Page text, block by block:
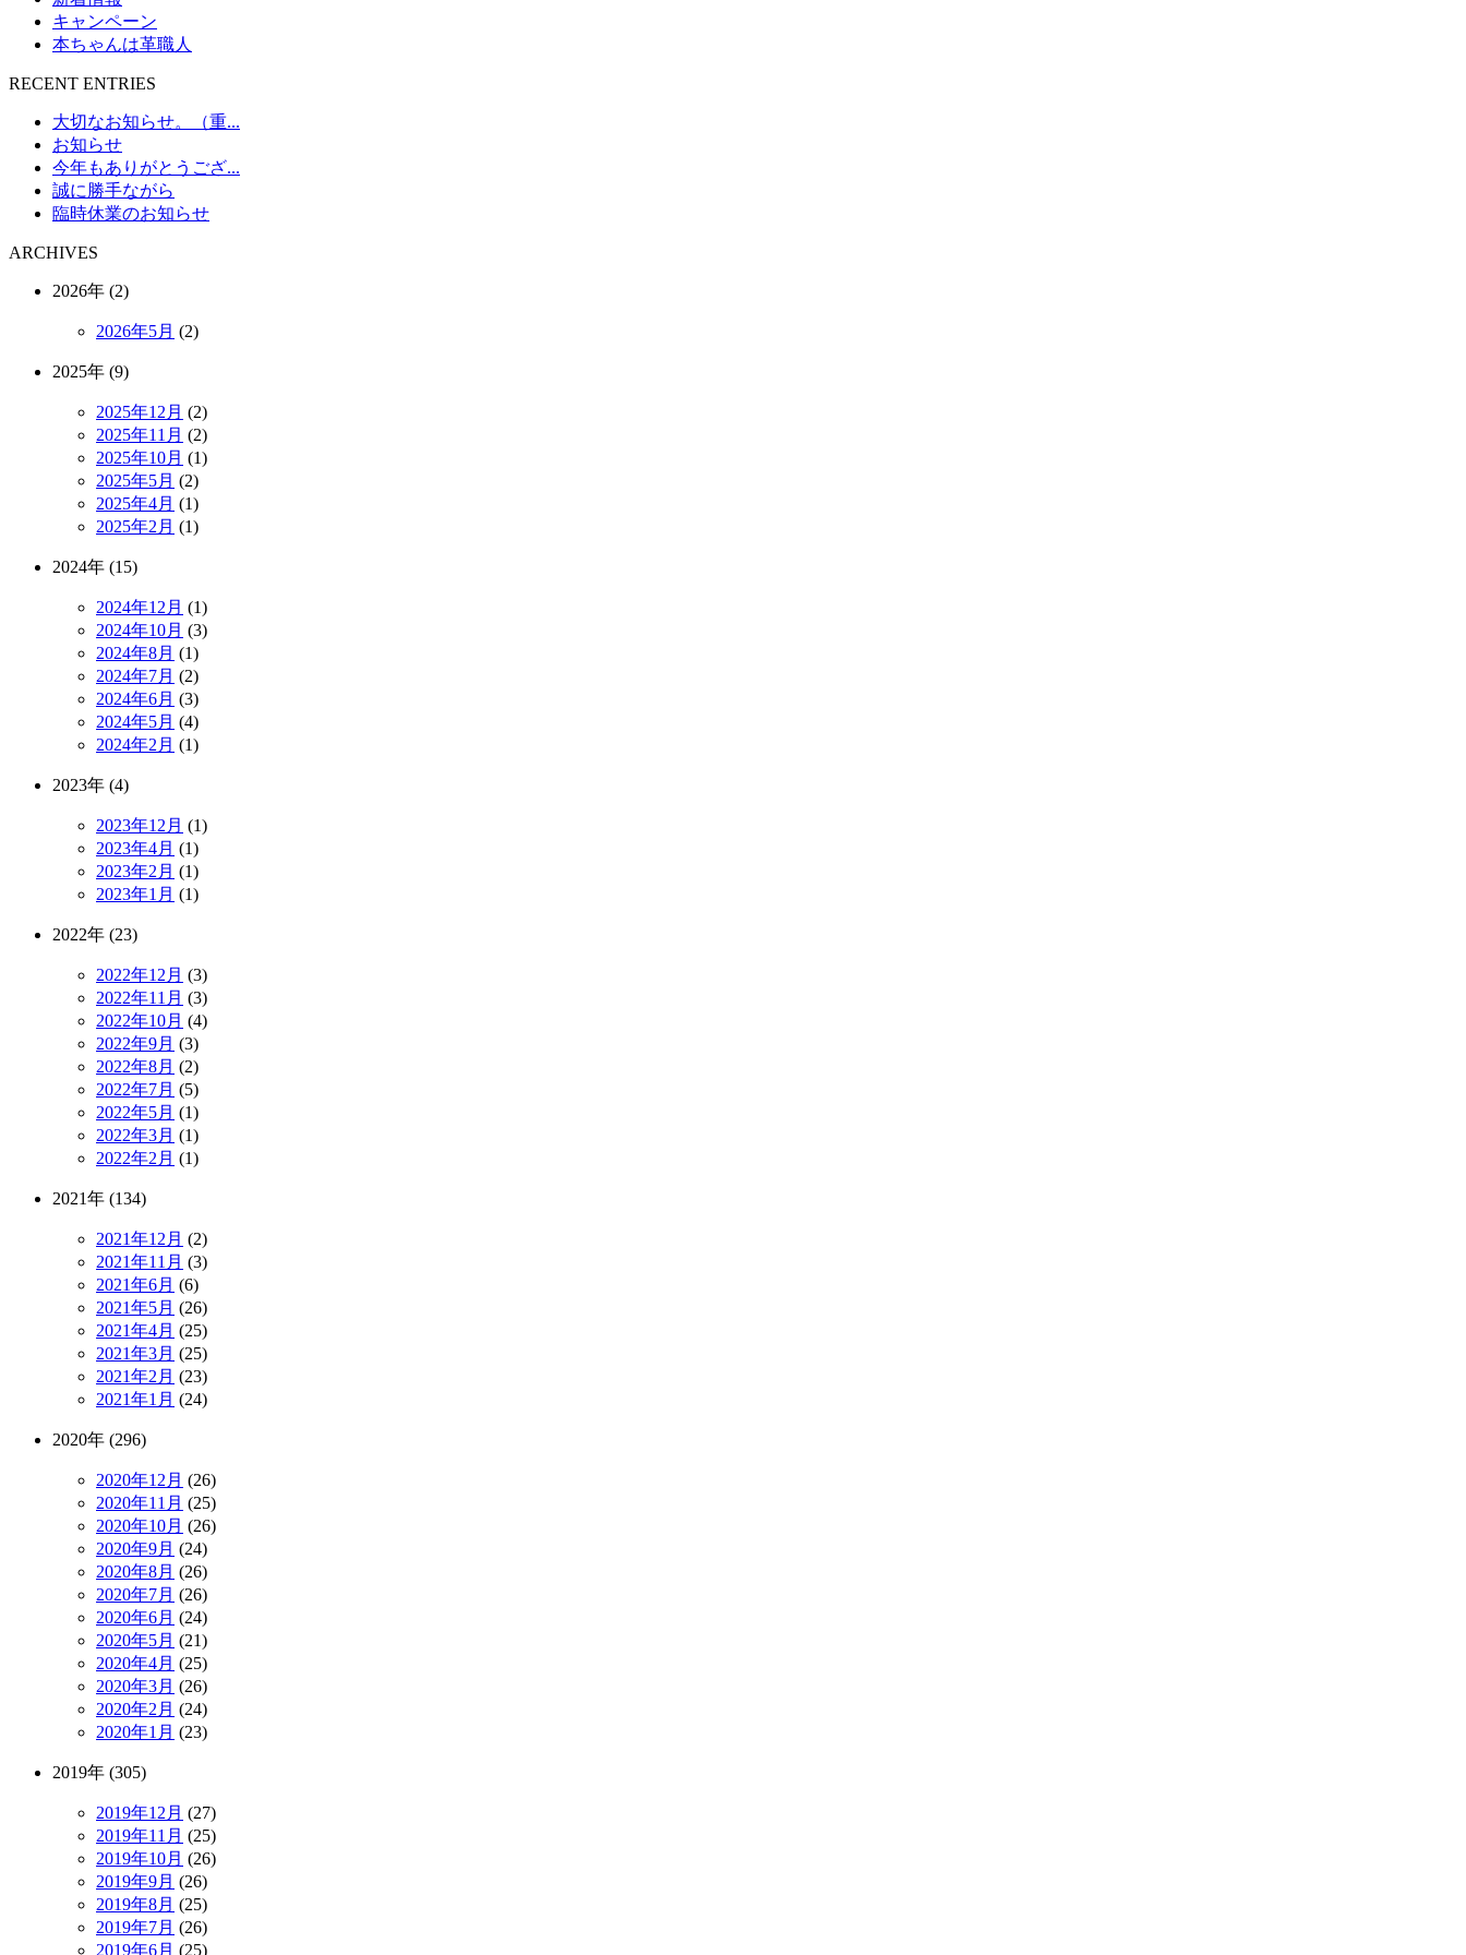
キャンペーン
本ちゃんは革職人
RECENT ENTRIES
大切なお知らせ。（重...
お知らせ
今年もありがとうござ...
誠に勝手ながら
臨時休業のお知らせ
ARCHIVES
2026年 (2)
2026年5月 (2)
2025年 (9)
2025年12月 (2)
2025年11月 (2)
2025年10月 (1)
2025年5月 (2)
2025年4月 (1)
2025年2月 (1)
2024年 (15)
2024年12月 (1)
2024年10月 (3)
2024年8月 (1)
2024年7月 (2)
2024年6月 (3)
2024年5月 (4)
2024年2月 (1)
2023年 (4)
2023年12月 (1)
2023年4月 (1)
2023年2月 (1)
2023年1月 (1)
2022年 (23)
2022年12月 (3)
2022年11月 (3)
2022年10月 (4)
2022年9月 (3)
2022年8月 (2)
2022年7月 (5)
2022年5月 (1)
2022年3月 (1)
2022年2月 (1)
2021年 (134)
2021年12月 (2)
2021年11月 (3)
2021年6月 (6)
2021年5月 (26)
2021年4月 (25)
2021年3月 (25)
2021年2月 (23)
2021年1月 (24)
2020年 (296)
2020年12月 (26)
2020年11月 (25)
2020年10月 (26)
2020年9月 (24)
2020年8月 (26)
2020年7月 (26)
2020年6月 (24)
2020年5月 (21)
2020年4月 (25)
2020年3月 (26)
2020年2月 (24)
2020年1月 (23)
2019年 (305)
2019年12月 (27)
2019年11月 (25)
2019年10月 (26)
2019年9月 (26)
2019年8月 (25)
2019年7月 (26)
2019年6月 (25)